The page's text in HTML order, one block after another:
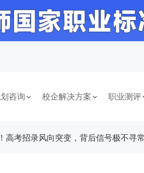
咨询 校企解决方案 职业测评
考招录风向突变，背后信号极不寻